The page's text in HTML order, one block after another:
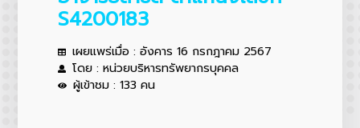
S4200183
เผยแพร่เมื่อ : อังคาร 16 กรกฎาคม 2567
โดย : หน่วยบริหารทรัพยากรบุคคล
ผู้เข้าชม : 133 คน